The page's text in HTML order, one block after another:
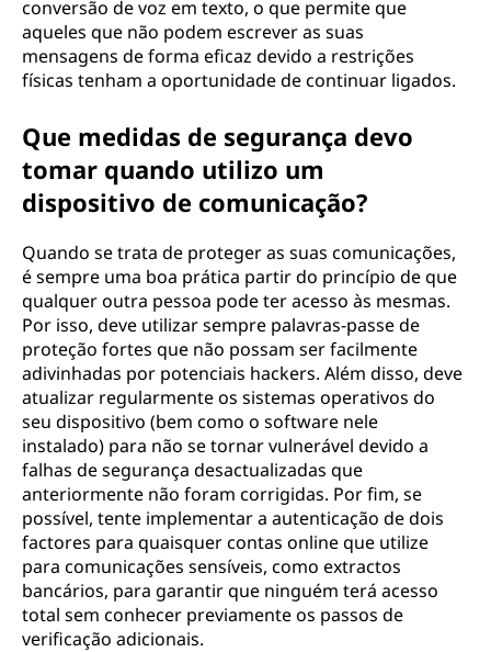
conversão de voz em texto, o que permite que
aqueles que não podem escrever as suas
mensagens de forma eficaz devido a restrições
físicas tenham a oportunidade de continuar ligados.
Que medidas de segurança devo
tomar quando utilizo um
dispositivo de comunicação?
Quando se trata de proteger as suas comunicações,
é sempre uma boa prática partir do princípio de que
qualquer outra pessoa pode ter acesso às mesmas.
Por isso, deve utilizar sempre palavras-passe de
proteção fortes que não possam ser facilmente
adivinhadas por potenciais hackers. Além disso, deve
atualizar regularmente os sistemas operativos do
seu dispositivo (bem como o software nele
instalado) para não se tornar vulnerável devido a
falhas de segurança desactualizadas que
anteriormente não foram corrigidas. Por fim, se
possível, tente implementar a autenticação de dois
factores para quaisquer contas online que utilize
para comunicações sensíveis, como extractos
bancários, para garantir que ninguém terá acesso
total sem conhecer previamente os passos de
verificação adicionais.